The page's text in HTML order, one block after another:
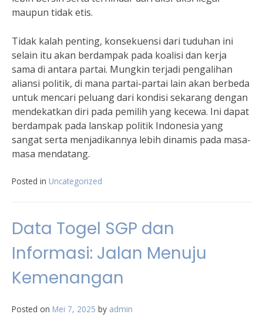
maupun tidak etis.
Tidak kalah penting, konsekuensi dari tuduhan ini
selain itu akan berdampak pada koalisi dan kerja
sama di antara partai. Mungkin terjadi pengalihan
aliansi politik, di mana partai-partai lain akan berbeda
untuk mencari peluang dari kondisi sekarang dengan
mendekatkan diri pada pemilih yang kecewa. Ini dapat
berdampak pada lanskap politik Indonesia yang
sangat serta menjadikannya lebih dinamis pada masa-
masa mendatang.
Posted in Uncategorized
Data Togel SGP dan
Informasi: Jalan Menuju
Kemenangan
Posted on Mei 7, 2025 by admin